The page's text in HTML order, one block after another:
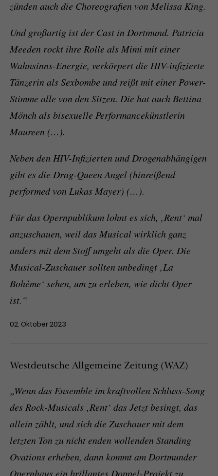
zünden auch die Choreografien von Melissa King.
Und großartig ist der Cast in Dortmund. Patricia
Meeden rockt ihre Rolle als Mimi mit einer
Wahnsinns-Energie, verkörpert die HIV-infizierte
Tänzerin als Sexbombe und reißt mit einer Power-
Stimme alle von den Sitzen. Die hat auch Bettina
Mönch als bisexuelle Performancekünstlerin
Maureen (…).
Neben den HIV-Infizierten und Drogenabhängigen
gibt es die Drag-Queen Angel (hinreißend
performed von Lukas Mayer) (…).
Für das Opernpublikum lohnt es sich, ‚Rent‘ mal
anzuschauen, weil das Musical wirklich ganz
anders mit dem Stoff umgeht als die Oper. Die
Musical-Zuschauer sollten unbedingt ‚La
Bohème‘ sehen, um zu erleben, wie dicht Oper
ist.“
02. Oktober 2023
Westdeutsche Allgemeine Zeitung (WAZ)
„Wenn das Ensemble im kraftvollen Schluss-Song
des Rock-Musicals ‚Rent‘ das Jetzt besingt, das
allein zählt, und sich die Zuschauer mit dem
letzten Ton zu nicht enden wollenden Standing
Ovations erheben, dann kommt am Dortmunder
Opernhaus ein brillantes Doppel-Projekt zu